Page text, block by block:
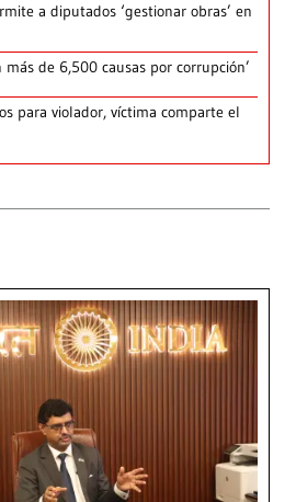
a diputados ‘gestionar obras’ en
más de 6,500 causas por corrupción’
para violador, víctima comparte el